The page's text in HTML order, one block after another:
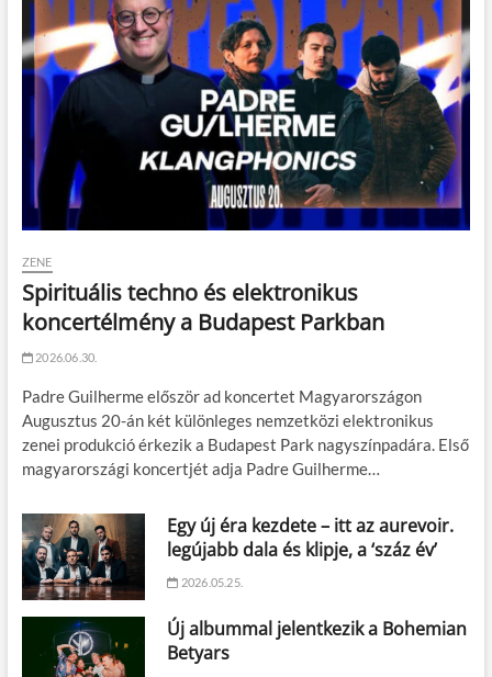
ZENE
Spirituális techno és elektronikus
koncertélmény a Budapest Parkban
2026.06.30.
Padre Guilherme először ad koncertet Magyarországon
Augusztus 20-án két különleges nemzetközi elektronikus
zenei produkció érkezik a Budapest Park nagyszínpadára. Első
magyarországi koncertjét adja Padre Guilherme…
Egy új éra kezdete – itt az aurevoir.
legújabb dala és klipje, a ‘száz év’
2026.05.25.
Új albummal jelentkezik a Bohemian
Betyars